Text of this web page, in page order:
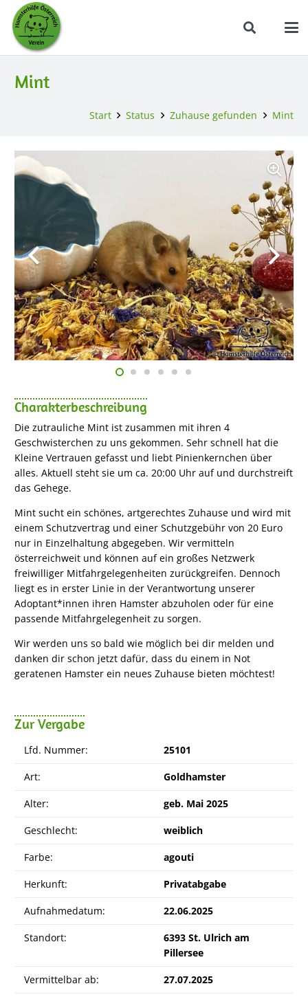
Mint
Start Status Zuhause gefunden Mint
Charakterbeschreibung
Die zutrauliche Mint ist zusammen mit ihren 4
Geschwisterchen zu uns gekommen. Sehr schnell hat die
Kleine Vertrauen gefasst und liebt Pinienkernchen über
alles. Aktuell steht sie um ca. 20:00 Uhr auf und durchstreift
das Gehege.
Mint sucht ein schönes, artgerechtes Zuhause und wird mit
einem Schutzvertrag und einer Schutzgebühr von 20 Euro
nur in Einzelhaltung abgegeben. Wir vermitteln
österreichweit und können auf ein großes Netzwerk
freiwilliger Mitfahrgelegenheiten zurückgreifen. Dennoch
liegt es in erster Linie in der Verantwortung unserer
Adoptant*innen ihren Hamster abzuholen oder für eine
passende Mitfahrgelegenheit zu sorgen.
Wir werden uns so bald wie möglich bei dir melden und
danken dir schon jetzt dafür, dass du einem in Not
geratenen Hamster ein neues Zuhause bieten möchtest!
Zur Vergabe
Lfd. Nummer: 25101
Art: Goldhamster
Alter: geb. Mai 2025
Geschlecht: weiblich
Farbe: agouti
Herkunft: Privatabgabe
Aufnahmedatum: 22.06.2025
Standort:
6393 St. Ulrich am
Pillersee
Vermittelbar ab: 27.07.2025